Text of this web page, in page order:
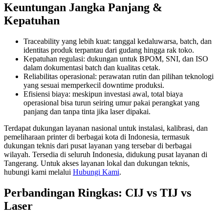
Keuntungan Jangka Panjang &
Kepatuhan
Traceability yang lebih kuat: tanggal kedaluwarsa, batch, dan
identitas produk terpantau dari gudang hingga rak toko.
Kepatuhan regulasi: dukungan untuk BPOM, SNI, dan ISO
dalam dokumentasi batch dan kualitas cetak.
Reliabilitas operasional: perawatan rutin dan pilihan teknologi
yang sesuai memperkecil downtime produksi.
Efisiensi biaya: meskipun investasi awal, total biaya
operasional bisa turun seiring umur pakai perangkat yang
panjang dan tanpa tinta jika laser dipakai.
Terdapat dukungan layanan nasional untuk instalasi, kalibrasi, dan
pemeliharaan printer di berbagai kota di Indonesia, termasuk
dukungan teknis dari pusat layanan yang tersebar di berbagai
wilayah. Tersedia di seluruh Indonesia, didukung pusat layanan di
Tangerang. Untuk akses layanan lokal dan dukungan teknis,
hubungi kami melalui Hubungi Kami.
Perbandingan Ringkas: CIJ vs TIJ vs
Laser